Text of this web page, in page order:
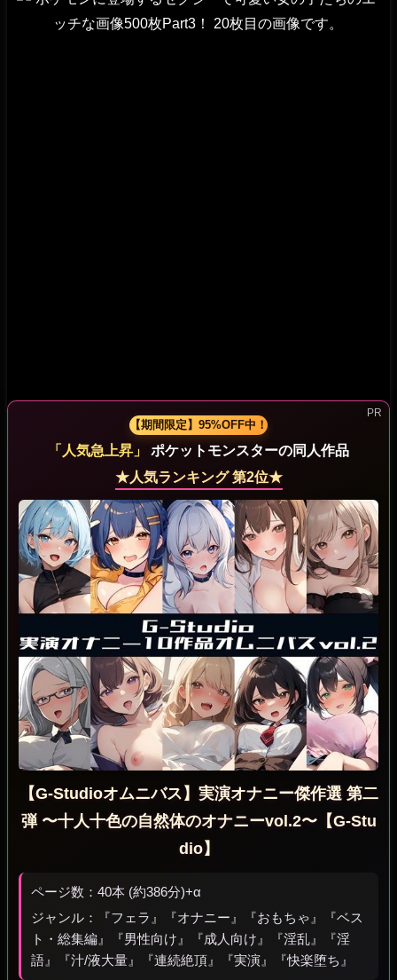
【期間限定】95%OFF中！
「人気急上昇」
ポケットモンスターの同人作品
★人気ランキング 第2位★
【G-Studioオムニバス】実演オナニー傑作選 第二
弾 〜十人十色の自然体のオナニーvol.2〜【G-Stu
dio】
ページ数：40本 (約386分)+α
ジャンル：『フェラ』『オナニー』『おもちゃ』『ベス
ト・総集編』『男性向け』『成人向け』『淫乱』『淫
語』『汁/液大量』『連続絶頂』『実演』『快楽堕ち』